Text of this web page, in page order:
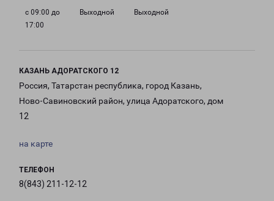
с 09:00 до
17:00
Выходной Выходной
КАЗАНЬ АДОРАТСКОГО 12
Россия, Татарстан республика, город Казань,
Ново-Савиновский район, улица Адоратского, дом
12
на карте
ТЕЛЕФОН
8(843) 211-12-12